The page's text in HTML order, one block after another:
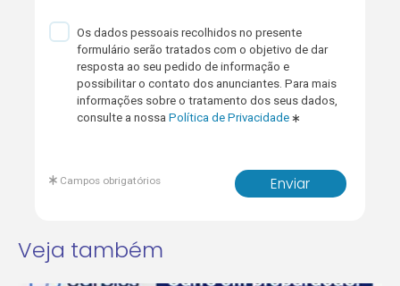
Os dados pessoais recolhidos no presente
formulário serão tratados com o objetivo de dar
resposta ao seu pedido de informação e
possibilitar o contato dos anunciantes. Para mais
informações sobre o tratamento dos seus dados,
consulte a nossaPolítica de Privacidade
Enviar
Campos obrigatórios
Veja também